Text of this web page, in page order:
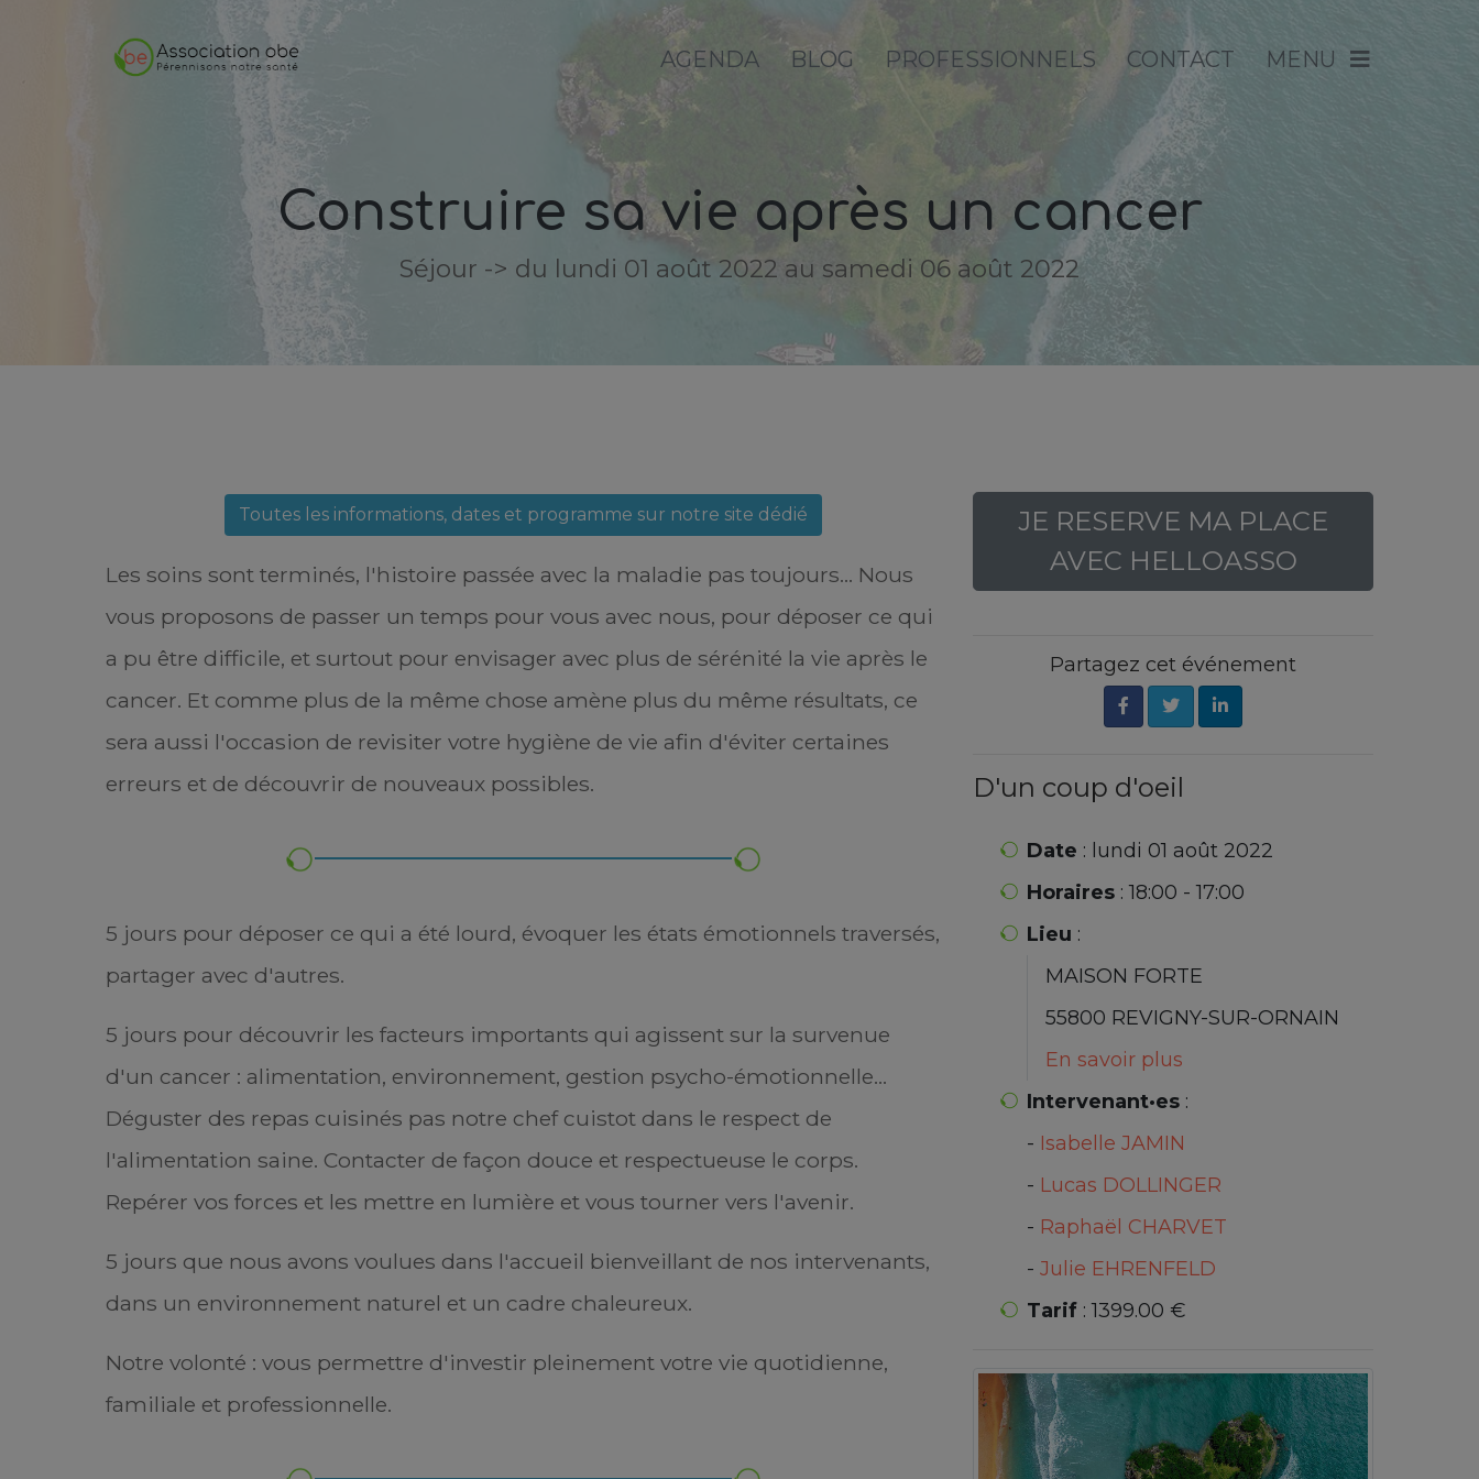
AGENDA BLOG PROFESSIONNELS CONTACT MENU
Construire sa vie après un cancer
Séjour -> du lundi 01 août 2022 au samedi 06 août 2022
Toutes les informations, dates et programme sur notre site dédié
Les soins sont terminés, l'histoire passée avec la maladie pas toujours... Nous
vous proposons de passer un temps pour vous avec nous, pour déposer ce qui
a pu être difficile, et surtout pour envisager avec plus de sérénité la vie après le
cancer. Et comme plus de la même chose amène plus du même résultats, ce
sera aussi l'occasion de revisiter votre hygiène de vie afin d'éviter certaines
erreurs et de découvrir de nouveaux possibles.
5 jours pour déposer ce qui a été lourd, évoquer les états émotionnels traversés,
partager avec d'autres.
5 jours pour découvrir les facteurs importants qui agissent sur la survenue
d'un cancer : alimentation, environnement, gestion psycho-émotionnelle...
Déguster des repas cuisinés pas notre chef cuistot dans le respect de
l'alimentation saine. Contacter de façon douce et respectueuse le corps.
Repérer vos forces et les mettre en lumière et vous tourner vers l'avenir.
5 jours que nous avons voulues dans l'accueil bienveillant de nos intervenants,
dans un environnement naturel et un cadre chaleureux.
Notre volonté : vous permettre d'investir pleinement votre vie quotidienne,
familiale et professionnelle.
si jeune
retrouvée
la première
à un
« Si j'ai accepté d'apporter mon témoignage sur ce que furent mon état
JE RESERVE MA PLACE
AVEC HELLOASSO
Partagez cet événement
D'un coup d'oeil
Date : lundi 01 août 2022
Horaires : 18:00 - 17:00
Lieu :
MAISON FORTE
55800 REVIGNY-SUR-ORNAIN
En savoir plus
Intervenant·es :
- Isabelle JAMIN
- Lucas DOLLINGER
- Raphaël CHARVET
- Julie EHRENFELD
Tarif : 1399.00 €